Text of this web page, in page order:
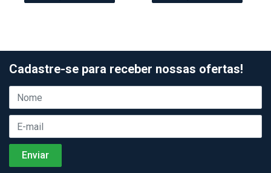
Cadastre-se para receber nossas ofertas!